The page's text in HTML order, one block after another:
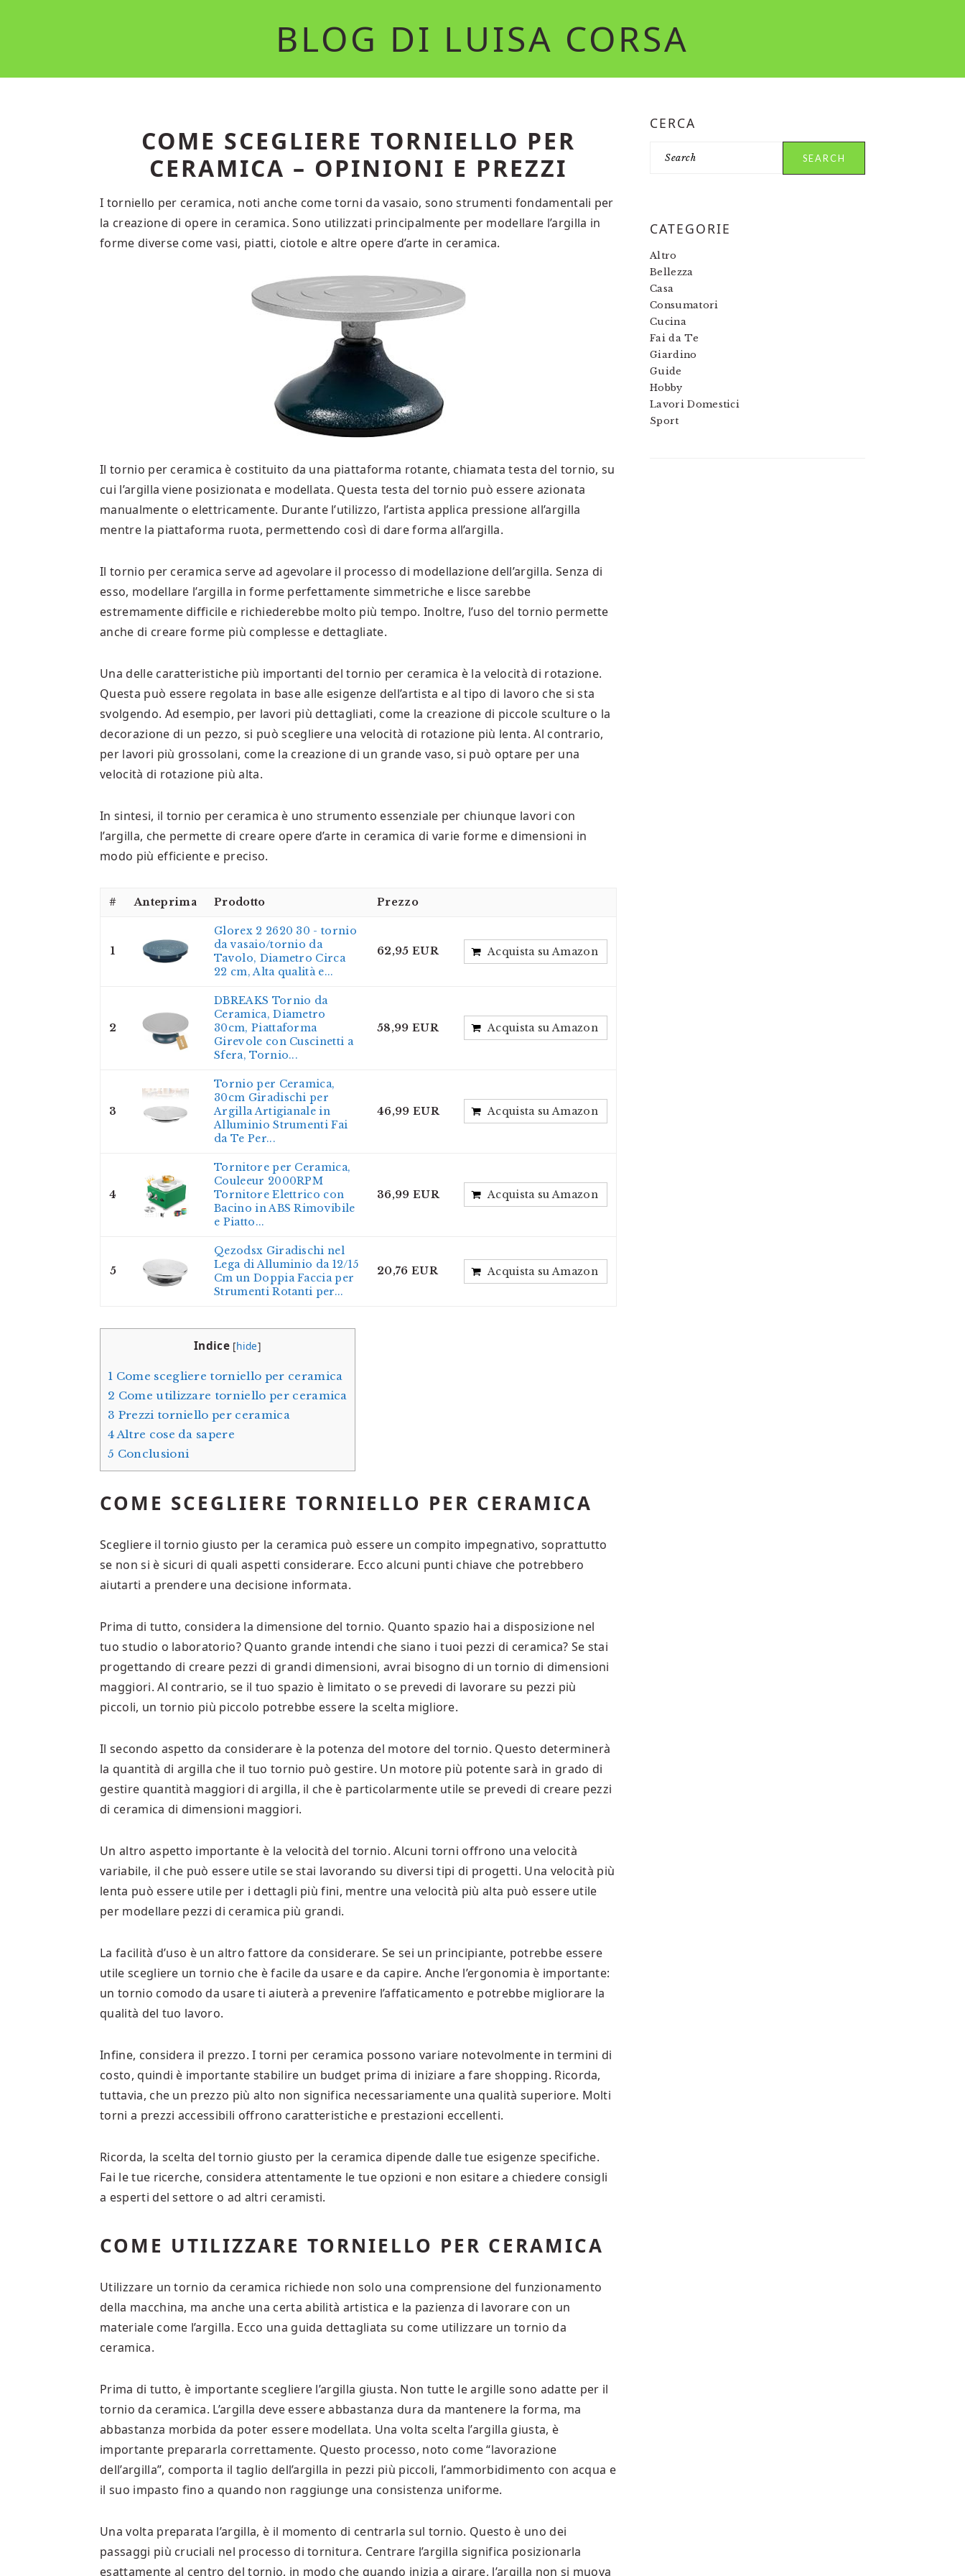
BLOG DI LUISA CORSA
COME SCEGLIERE TORNIELLO PER
CERAMICA – OPINIONI E PREZZI
I torniello per ceramica, noti anche come torni da vasaio, sono strumenti fondamentali per
la creazione di opere in ceramica. Sono utilizzati principalmente per modellare l’argilla in
forme diverse come vasi, piatti, ciotole e altre opere d’arte in ceramica.
Il tornio per ceramica è costituito da una piattaforma rotante, chiamata testa del tornio, su
cui l’argilla viene posizionata e modellata. Questa testa del tornio può essere azionata
manualmente o elettricamente. Durante l’utilizzo, l’artista applica pressione all’argilla
mentre la piattaforma ruota, permettendo così di dare forma all’argilla.
Il tornio per ceramica serve ad agevolare il processo di modellazione dell’argilla. Senza di
esso, modellare l’argilla in forme perfettamente simmetriche e lisce sarebbe
estremamente difficile e richiederebbe molto più tempo. Inoltre, l’uso del tornio permette
anche di creare forme più complesse e dettagliate.
Una delle caratteristiche più importanti del tornio per ceramica è la velocità di rotazione.
Questa può essere regolata in base alle esigenze dell’artista e al tipo di lavoro che si sta
svolgendo. Ad esempio, per lavori più dettagliati, come la creazione di piccole sculture o la
decorazione di un pezzo, si può scegliere una velocità di rotazione più lenta. Al contrario,
per lavori più grossolani, come la creazione di un grande vaso, si può optare per una
velocità di rotazione più alta.
In sintesi, il tornio per ceramica è uno strumento essenziale per chiunque lavori con
l’argilla, che permette di creare opere d’arte in ceramica di varie forme e dimensioni in
modo più efficiente e preciso.
# Anteprima Prodotto Prezzo
1
Glorex 2 2620 30 - tornio
da vasaio/tornio da
Tavolo, Diametro Circa
22 cm, Alta qualità e...
62,95 EUR Acquista su Amazon
2
DBREAKS Tornio da
Ceramica, Diametro
30cm, Piattaforma
Girevole con Cuscinetti a
Sfera, Tornio...
58,99 EUR Acquista su Amazon
3
Tornio per Ceramica,
30cm Giradischi per
Argilla Artigianale in
Alluminio Strumenti Fai
da Te Per...
46,99 EUR Acquista su Amazon
4
Tornitore per Ceramica,
Couleeur 2000RPM
Tornitore Elettrico con
Bacino in ABS Rimovibile
e Piatto...
36,99 EUR Acquista su Amazon
5
Qezodsx Giradischi nel
Lega di Alluminio da 12/15
Cm un Doppia Faccia per
Strumenti Rotanti per...
20,76 EUR Acquista su Amazon
Indice [hide]
1 Come scegliere torniello per ceramica
2 Come utilizzare torniello per ceramica
3 Prezzi torniello per ceramica
4Altre cose da sapere
5 Conclusioni
COME SCEGLIERE TORNIELLO PER CERAMICA
Scegliere il tornio giusto per la ceramica può essere un compito impegnativo, soprattutto
se non si è sicuri di quali aspetti considerare. Ecco alcuni punti chiave che potrebbero
aiutarti a prendere una decisione informata.
Prima di tutto, considera la dimensione del tornio. Quanto spazio hai a disposizione nel
tuo studio o laboratorio? Quanto grande intendi che siano i tuoi pezzi di ceramica? Se stai
progettando di creare pezzi di grandi dimensioni, avrai bisogno di un tornio di dimensioni
maggiori. Al contrario, se il tuo spazio è limitato o se prevedi di lavorare su pezzi più
piccoli, un tornio più piccolo potrebbe essere la scelta migliore.
Il secondo aspetto da considerare è la potenza del motore del tornio. Questo determinerà
la quantità di argilla che il tuo tornio può gestire. Un motore più potente sarà in grado di
gestire quantità maggiori di argilla, il che è particolarmente utile se prevedi di creare pezzi
di ceramica di dimensioni maggiori.
Un altro aspetto importante è la velocità del tornio. Alcuni torni offrono una velocità
variabile, il che può essere utile se stai lavorando su diversi tipi di progetti. Una velocità più
lenta può essere utile per i dettagli più fini, mentre una velocità più alta può essere utile
per modellare pezzi di ceramica più grandi.
La facilità d’uso è un altro fattore da considerare. Se sei un principiante, potrebbe essere
utile scegliere un tornio che è facile da usare e da capire. Anche l’ergonomia è importante:
un tornio comodo da usare ti aiuterà a prevenire l’affaticamento e potrebbe migliorare la
qualità del tuo lavoro.
Infine, considera il prezzo. I torni per ceramica possono variare notevolmente in termini di
costo, quindi è importante stabilire un budget prima di iniziare a fare shopping. Ricorda,
tuttavia, che un prezzo più alto non significa necessariamente una qualità superiore. Molti
torni a prezzi accessibili offrono caratteristiche e prestazioni eccellenti.
Ricorda, la scelta del tornio giusto per la ceramica dipende dalle tue esigenze specifiche.
Fai le tue ricerche, considera attentamente le tue opzioni e non esitare a chiedere consigli
a esperti del settore o ad altri ceramisti.
COME UTILIZZARE TORNIELLO PER CERAMICA
Utilizzare un tornio da ceramica richiede non solo una comprensione del funzionamento
della macchina, ma anche una certa abilità artistica e la pazienza di lavorare con un
materiale come l’argilla. Ecco una guida dettagliata su come utilizzare un tornio da
ceramica.
Prima di tutto, è importante scegliere l’argilla giusta. Non tutte le argille sono adatte per il
tornio da ceramica. L’argilla deve essere abbastanza dura da mantenere la forma, ma
abbastanza morbida da poter essere modellata. Una volta scelta l’argilla giusta, è
importante prepararla correttamente. Questo processo, noto come “lavorazione
dell’argilla”, comporta il taglio dell’argilla in pezzi più piccoli, l’ammorbidimento con acqua e
il suo impasto fino a quando non raggiunge una consistenza uniforme.
Una volta preparata l’argilla, è il momento di centrarla sul tornio. Questo è uno dei
passaggi più cruciali nel processo di tornitura. Centrare l’argilla significa posizionarla
esattamente al centro del tornio, in modo che quando inizia a girare, l’argilla non si muova
PRIMARY
SIDEBAR
CERCA
CATEGORIE
Altro
Bellezza
Casa
Consumatori
Cucina
Fai da Te
Giardino
Guide
Hobby
Lavori Domestici
Sport